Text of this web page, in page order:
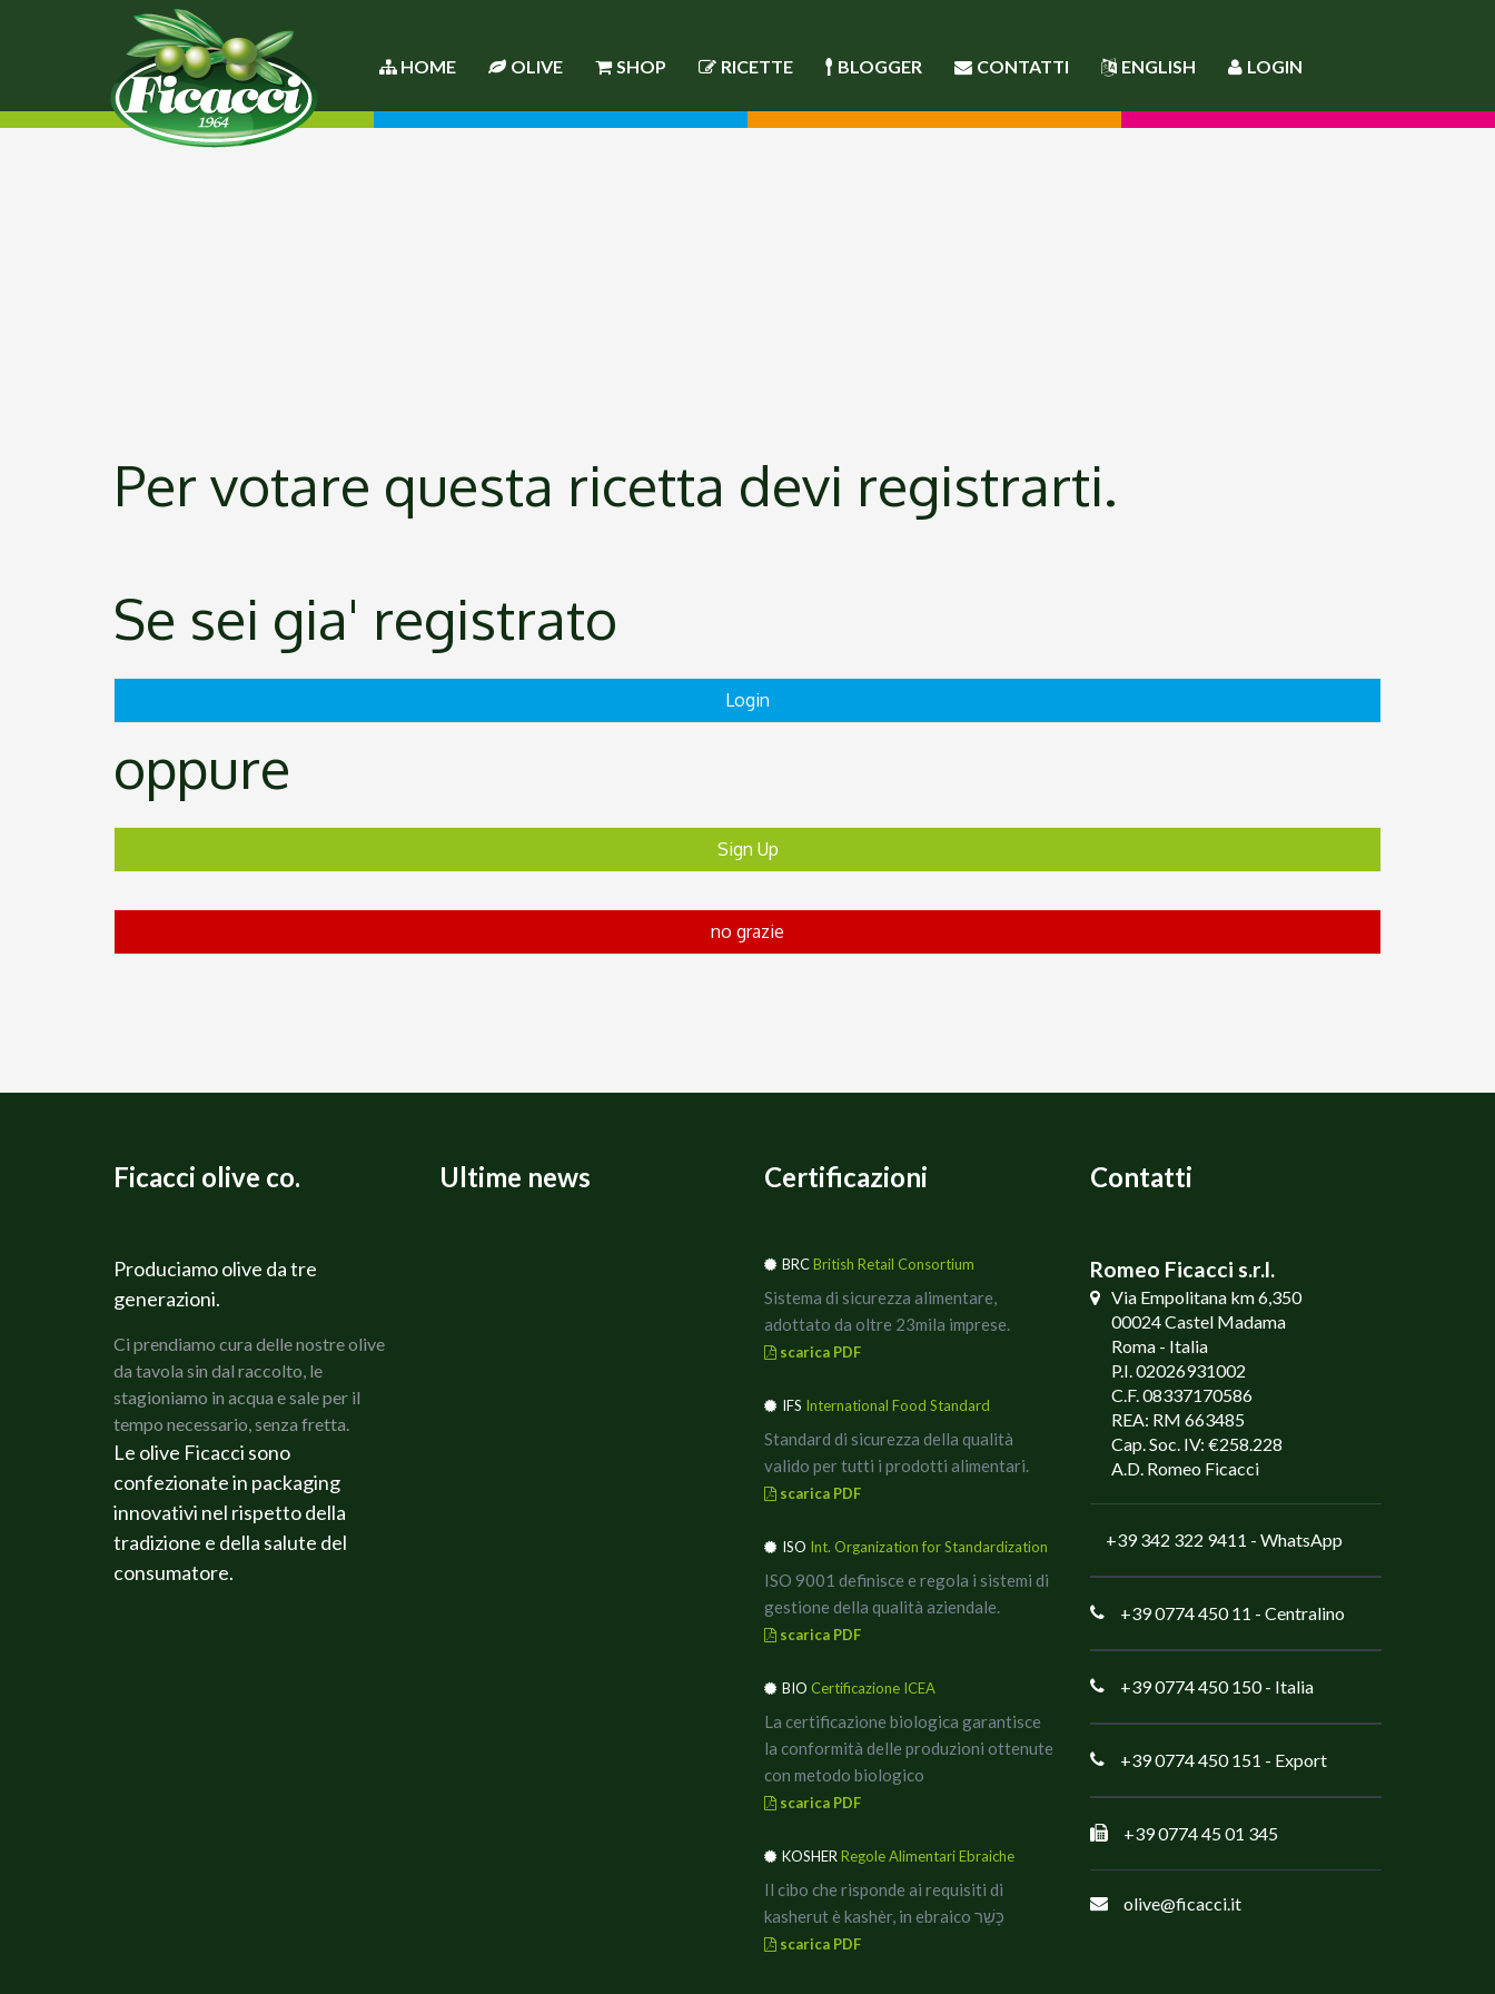
HOME OLIVE SHOP RICETTE BLOGGER CONTATTI ENGLISH LOGIN
Per votare questa ricetta devi registrarti.
Se sei gia' registrato
oppure
Ficacci olive co.
Produciamo olive da tre
generazioni.
Ci prendiamo cura delle nostre olive
da tavola sin dal raccolto, le
stagioniamo in acqua e sale per il
tempo necessario, senza fretta.
Le olive Ficacci sono
confezionate in packaging
innovativi nel rispetto della
tradizione e della salute del
consumatore.
Ultime news Certificazioni
BRCBritish Retail Consortium
Sistema di sicurezza alimentare,
adottato da oltre 23mila imprese.
scarica PDF
IFS International Food Standard
Standard di sicurezza della qualità
valido per tutti i prodotti alimentari.
scarica PDF
ISO Int. Organization for Standardization
ISO 9001 definisce e regola i sistemi di
gestione della qualità aziendale.
scarica PDF
BIO Certificazione ICEA
La certificazione biologica garantisce
la conformità delle produzioni ottenute
con metodo biologico
scarica PDF
KOSHER Regole Alimentari Ebraiche
Il cibo che risponde ai requisiti di
kasherut è kashèr, in ebraico כָּשֵׁר
scarica PDF
Contatti
Romeo Ficacci s.r.l.
Via Empolitana km 6,350
00024 Castel Madama
Roma - Italia
P.I. 02026931002
C.F. 08337170586
REA: RM 663485
Cap. Soc. IV: €258.228
A.D. Romeo Ficacci
+39 342 322 9411 - WhatsApp
+39 0774 450 11 - Centralino
+39 0774 450 150- Italia
+39 0774 450 151 - Export
+39 0774 45 01 345
olive@ficacci.it